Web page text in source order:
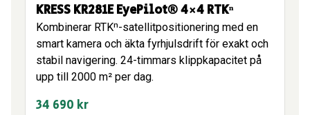
KRESS KR281E EyePilot® 4×4 RTKⁿ
Kombinerar RTKⁿ-satellitpositionering med en
smart kamera och äkta fyrhjulsdrift för exakt och
stabil navigering. 24-timmars klippkapacitet på
upp till 2000 m² per dag.
34 690 kr